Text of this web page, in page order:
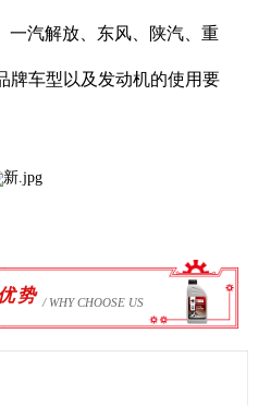
一汽解放、东风、陕汽、重
牌车型以及发动机的使用要
势 / WHY CHOOSE US